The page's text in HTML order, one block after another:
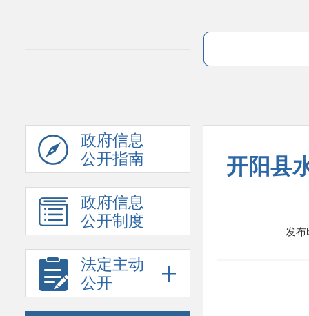
政府信息
公开指南
政府信息
公开制度
法定主动
公开
开阳县
发